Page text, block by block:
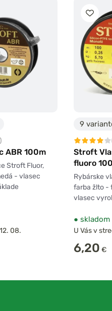
ABR 100m
Stroft Fluor,
- vlasec
08.
9
Stroft
fluoro
Rybárske
farba žlto -
vlasec
● skladom
U Vás v
6,20 €